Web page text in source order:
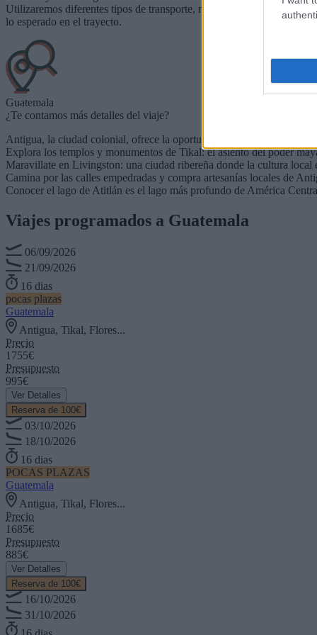
Utilizaremos diferentes tipos de transporte, mayoritariamente
lo esperado en el trayecto.
Guatemala
¿Te contamos más detalles del viaje?
Antigua, la ciudad colonial, ofrece la oportunidad perfecta para
Explora los templos y monumentos de Tikal: el asiento del poder
Maravillate en Livingston: una ciudad ribereña donde la cultura
Camina por las calles empedradas y compra artesanías locales de
Conocer el lago de Atitlán es el lago más profundo de América
Viajes programados a Guatemala
06/09/2026
21/09/2026
16 dias
pocas plazas
Guatemala
Antigua, Tikal, Flores...
Precio
1755€
Presupuesto
995€
Ver Detalles
Reserva de 100€
03/10/2026
18/10/2026
16 dias
POCAS PLAZAS
Guatemala
Antigua, Tikal, Flores...
Precio
1685€
Presupuesto
885€
Ver Detalles
Reserva de 100€
16/10/2026
31/10/2026